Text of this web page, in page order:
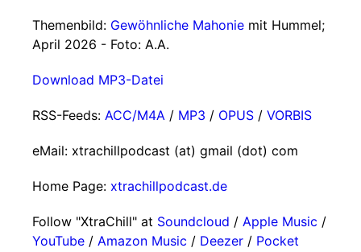
Themenbild: Gewöhnliche Mahonie mit Hummel;
April 2026 - Foto: A.A.
Download MP3-Datei
RSS-Feeds: ACC/M4A / MP3 / OPUS / VORBIS
eMail: xtrachillpodcast (at) gmail (dot) com
Home Page: xtrachillpodcast.de
Follow "XtraChill" at Soundcloud / Apple Music /
YouTube / Amazon Music / Deezer / Pocket